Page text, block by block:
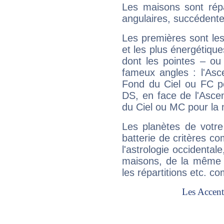
Les maisons sont
angulaires,
Les premières sont
et les plus
dont les pointes –
fameux angles :
Fond du Ciel ou FC
DS, en face de
du Ciel ou MC pour la
Les planètes de
batterie de critères
l'astrologie
maisons, de la
les répartitions etc.